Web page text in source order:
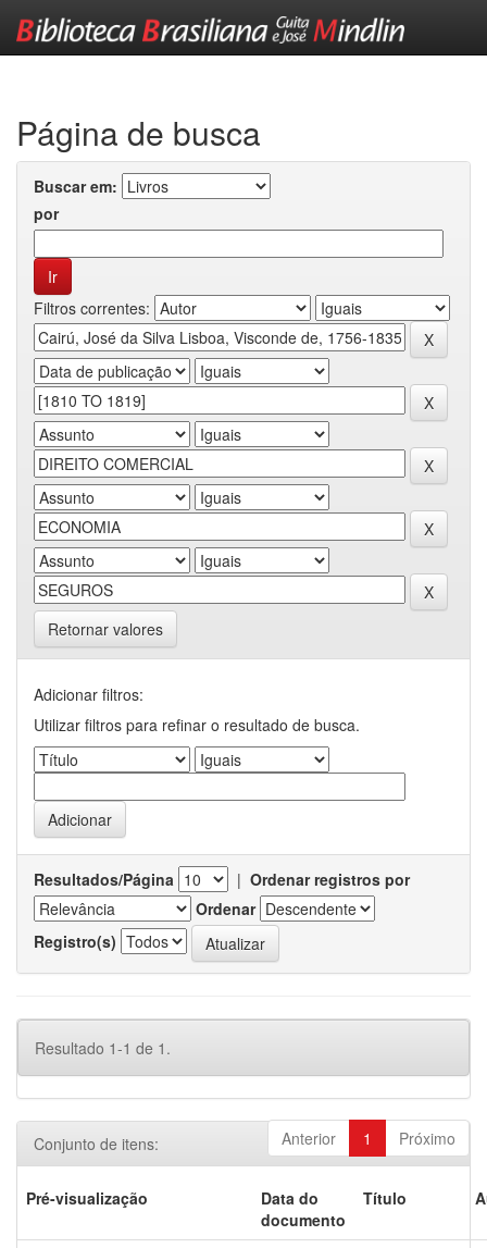
Página de busca
Buscar em:
por
Filtros correntes:
Retornar valores
Adicionar filtros:
Utilizar filtros para refinar o resultado de busca.
Resultados/Página | Ordenar registros por
Ordenar
Registro(s)
Resultado 1-1 de 1.
Anterior 1 Próximo
Conjunto de itens:
Pré-visualização
Data do
documento
Título